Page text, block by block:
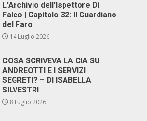
L’Archivio dell’Ispettore Di
Falco | Capitolo 32: Il Guardiano
del Faro
14 Luglio 2026
COSA SCRIVEVA LA CIA SU
ANDREOTTI E I SERVIZI
SEGRETI? – DI ISABELLA
SILVESTRI
8 Luglio 2026